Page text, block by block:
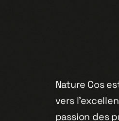
Nature Cos
vers
passion des